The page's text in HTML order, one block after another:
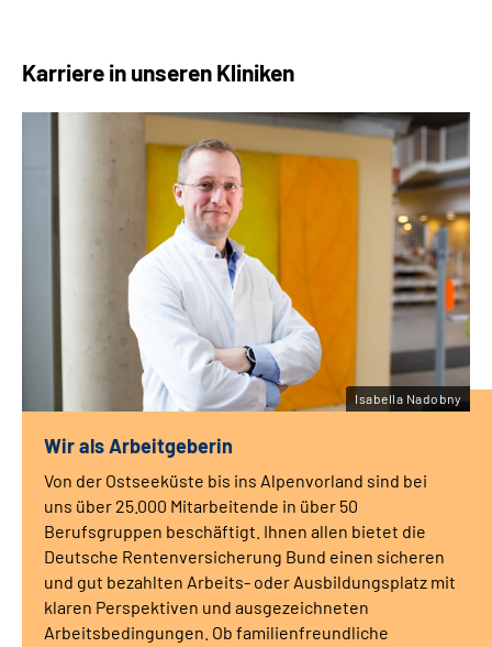
Onkologische Krankheiten / Krebserkrankungen
Post-COVID
Psychische und psychosomatische Krankheiten
Stoffwechselkrankheiten
Karriere in unseren Kliniken
Wir als Arbeitgeberin
Von der Ostseeküste bis ins Alpenvorland sind bei
uns über 25.000 Mitarbeitende in über 50
Berufsgruppen beschäftigt. Ihnen allen bietet die
Deutsche Rentenversicherung Bund einen sicheren
und gut bezahlten Arbeits- oder Ausbildungsplatz mit
klaren Perspektiven und ausgezeichneten
Arbeitsbedingungen. Ob familienfreundliche
Isabella Nadobny